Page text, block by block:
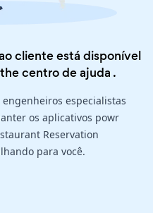
cliente está disponível
centro de ajuda .
especialistas
os aplicativos powr
Reservation
para você.